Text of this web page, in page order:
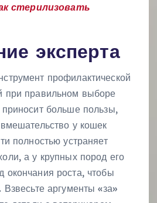
стерилизовать
эксперта
профилактической
при правильном выборе
больше пользы,
у кошек
полностью устраняет
а у крупных пород его
роста, чтобы
Взвесьте аргументы «за»